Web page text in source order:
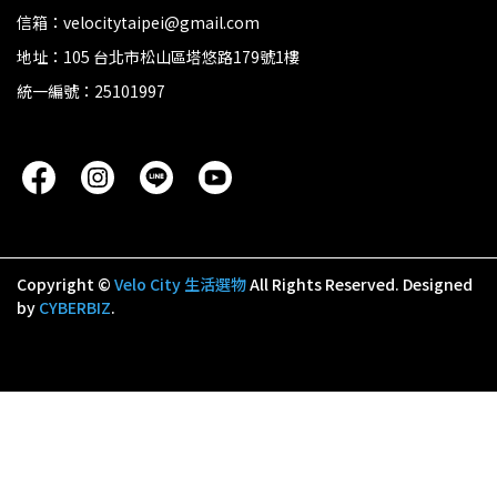
信箱：velocitytaipei@gmail.com
地址：105 台北市松山區塔悠路179號1樓
統一編號：25101997
Copyright © Velo City 生活選物All Rights Reserved. Designed
by CYBERBIZ.